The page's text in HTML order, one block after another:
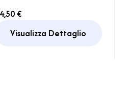
€
Visualizza Dettaglio